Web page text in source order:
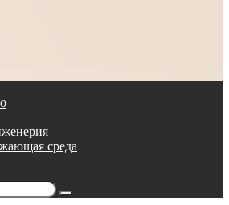
среда
Поиск...